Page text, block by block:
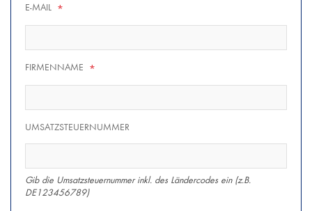
E-MAIL *
FIRMENNAME *
UMSATZSTEUERNUMMER
Gib die Umsatzsteuernummer inkl. des Ländercodes ein (z.B.
DE123456789)